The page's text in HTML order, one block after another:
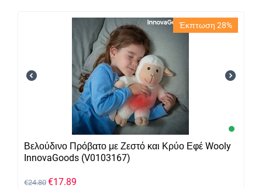
Έκπτωση 28%
Βελούδινο Πρόβατο με Ζεστό και Κρύο Εφέ Wooly
InnovaGoods (V0103167)
€24.80 €17.89